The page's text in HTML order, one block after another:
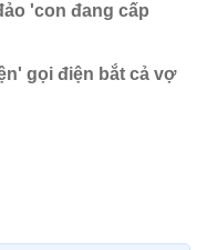
'con đang cấp
gọi điện bắt cả vợ